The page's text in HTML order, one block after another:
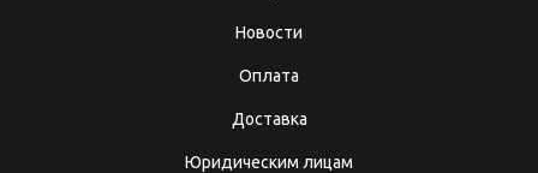
Новости
Оплата
Доставка
Юридическим лицам